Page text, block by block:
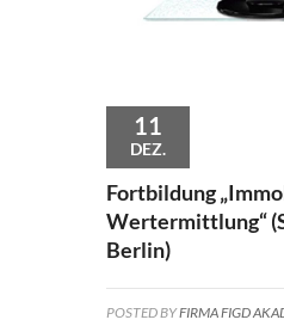
11
DEZ.
Fortbildung
Wertermittlung“
Berlin)
POSTED BYFIRMA FIGD